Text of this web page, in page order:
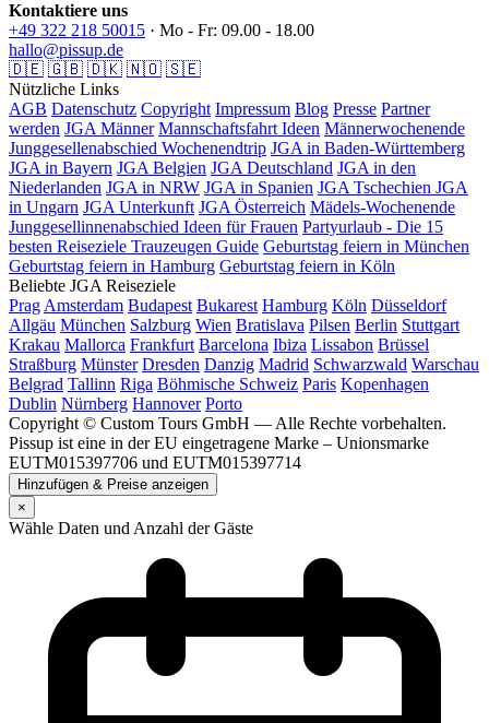
Kontaktiere uns
+49 322 218 50015 · Mo - Fr: 09.00 - 18.00
hallo@pissup.de
🇩🇪 🇬🇧 🇩🇰 🇳🇴 🇸🇪
Nützliche Links
AGB Datenschutz Copyright Impressum Blog Presse Partner
werden JGA Männer Mannschaftsfahrt Ideen Männerwochenende
Junggesellenabschied Wochenendtrip JGA in Baden-Württemberg
JGA in Bayern JGA Belgien JGA Deutschland JGA in den
Niederlanden JGA in NRW JGA in Spanien JGA Tschechien JGA
in Ungarn JGA Unterkunft JGA Österreich Mädels-Wochenende
Junggesellinnenabschied Ideen für Frauen Partyurlaub - Die 15
besten Reiseziele Trauzeugen Guide Geburtstag feiern in München
Geburtstag feiern in Hamburg Geburtstag feiern in Köln
Beliebte JGA Reiseziele
Prag Amsterdam Budapest Bukarest Hamburg Köln Düsseldorf
Allgäu München Salzburg Wien Bratislava Pilsen Berlin Stuttgart
Krakau Mallorca Frankfurt Barcelona Ibiza Lissabon Brüssel
Straßburg Münster Dresden Danzig Madrid Schwarzwald Warschau
Belgrad Tallinn Riga Böhmische Schweiz Paris Kopenhagen
Dublin Nürnberg Hannover Porto
Copyright © Custom Tours GmbH — Alle Rechte vorbehalten.
Pissup ist eine in der EU eingetragene Marke – Unionsmarke
EUTM015397706 und EUTM015397714
Hinzufügen & Preise anzeigen
×
Wähle Daten und Anzahl der Gäste